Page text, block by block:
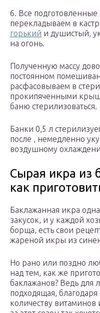
6. Все
перекладываем в
горький и душистый,
на огонь.
Полученную массу
постоянном
расфасовываем в
прокипяченными
баню стерилизоваться.
Банки 0,5 л
после , немедленно
воздушному
Сырая икра из
как
Баклажанная икра
закусок, и у каждой
борща, есть свои
жареной икры из
Но рано или поздно
над тем, как же
баклажанов? Ведь для
подходящая,
количеству